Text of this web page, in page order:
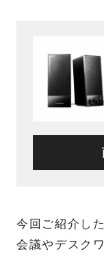
今回ご紹介し
会議やデスク